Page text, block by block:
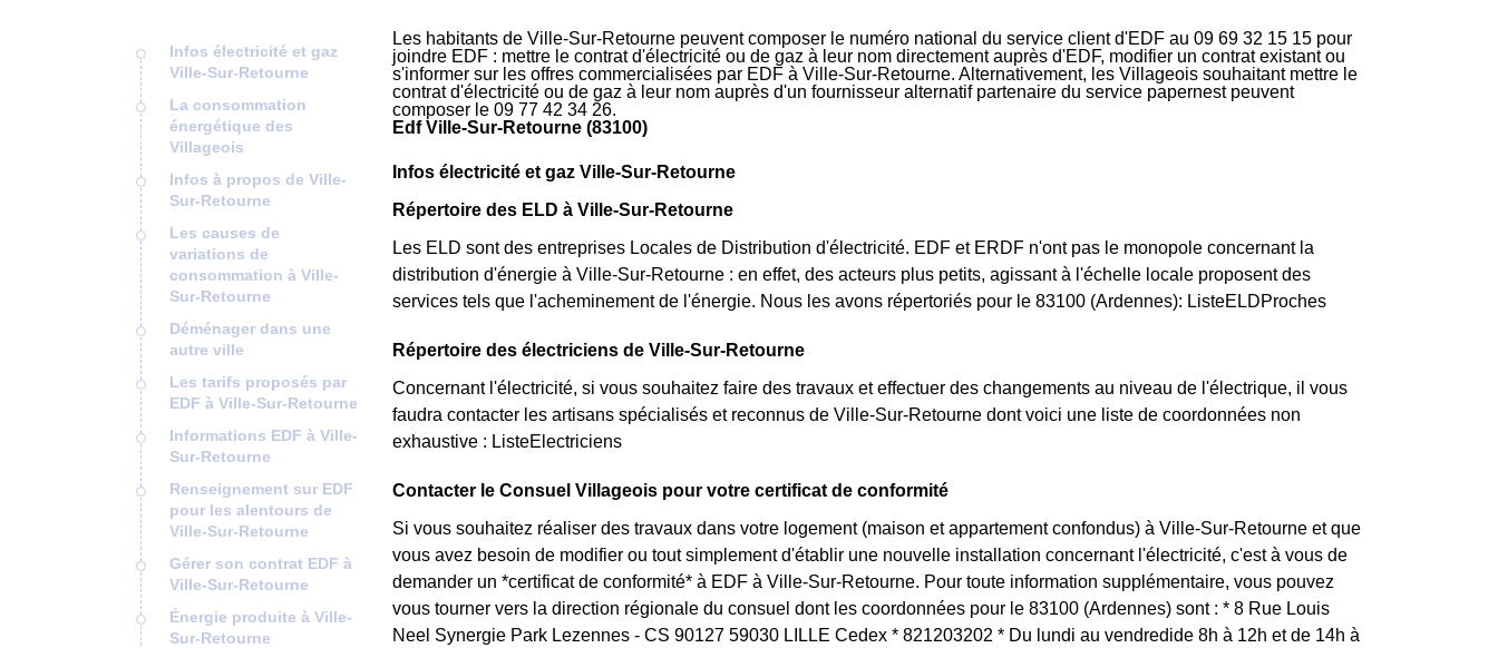
Infos électricité et gaz
Ville-Sur-Retourne
La consommation
énergétique des
Villageois
Infos à propos de Ville-
Sur-Retourne
Les causes de
variations de
consommation à Ville-
Sur-Retourne
Déménager dans une
autre ville
Les tarifs proposés par
EDF à Ville-Sur-Retourne
Informations EDF à Ville-
Sur-Retourne
Renseignement sur EDF
pour les alentours de
Ville-Sur-Retourne
Gérer son contrat EDF à
Ville-Sur-Retourne
Énergie produite à Ville-
Sur-Retourne
Les habitants de Ville-Sur-Retourne peuvent composer le numéro national du service client d'EDF au 09 69 32 15 15 pour
joindre EDF : mettre le contrat d'électricité ou de gaz à leur nom directement auprès d'EDF, modifier un contrat existant ou
s'informer sur les offres commercialisées par EDF à Ville-Sur-Retourne. Alternativement, les Villageois souhaitant mettre le
contrat d'électricité ou de gaz à leur nom auprès d'un fournisseur alternatif partenaire du service papernest peuvent
composer le 09 77 42 34 26.
Edf Ville-Sur-Retourne (83100)
Infos électricité et gaz Ville-Sur-Retourne
Répertoire des ELD à Ville-Sur-Retourne
Les ELD sont des entreprises Locales de Distribution d'électricité. EDF et ERDF n'ont pas le monopole concernant la
distribution d'énergie à Ville-Sur-Retourne : en effet, des acteurs plus petits, agissant à l'échelle locale proposent des
services tels que l'acheminement de l'énergie. Nous les avons répertoriés pour le 83100 (Ardennes): ListeELDProches
Répertoire des électriciens de Ville-Sur-Retourne
Concernant l'électricité, si vous souhaitez faire des travaux et effectuer des changements au niveau de l'électrique, il vous
faudra contacter les artisans spécialisés et reconnus de Ville-Sur-Retourne dont voici une liste de coordonnées non
exhaustive : ListeElectriciens
Contacter le Consuel Villageois pour votre certificat de conformité
Si vous souhaitez réaliser des travaux dans votre logement (maison et appartement confondus) à Ville-Sur-Retourne et que
vous avez besoin de modifier ou tout simplement d'établir une nouvelle installation concernant l'électricité, c'est à vous de
demander un *certificat de conformité* à EDF à Ville-Sur-Retourne. Pour toute information supplémentaire, vous pouvez
vous tourner vers la direction régionale du consuel dont les coordonnées pour le 83100 (Ardennes) sont : * 8 Rue Louis
Neel Synergie Park Lezennes - CS 90127 59030 LILLE Cedex * 821203202 * Du lundi au vendredide 8h à 12h et de 14h à